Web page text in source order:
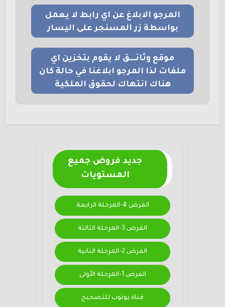
المرجو الابلاغ عن اي رابط لا يعمل
بواسطة زر المسنجر على اليسار
موقع وثائــــق لا يقوم بتخزين اي
ملفات لذا المرجو ابلاغنا في حالة كان
هناك انتهاك لحقوق الملكية
جديد فروض جميع
المستويات
الفرض 4-المرحلة الرابعة
الفرض 3-المرحلة الثالثة
الفرض 2-المرحلة الثانية
الفرض 1-المرحلة الأولى
قناة يوتوب للتصحيح